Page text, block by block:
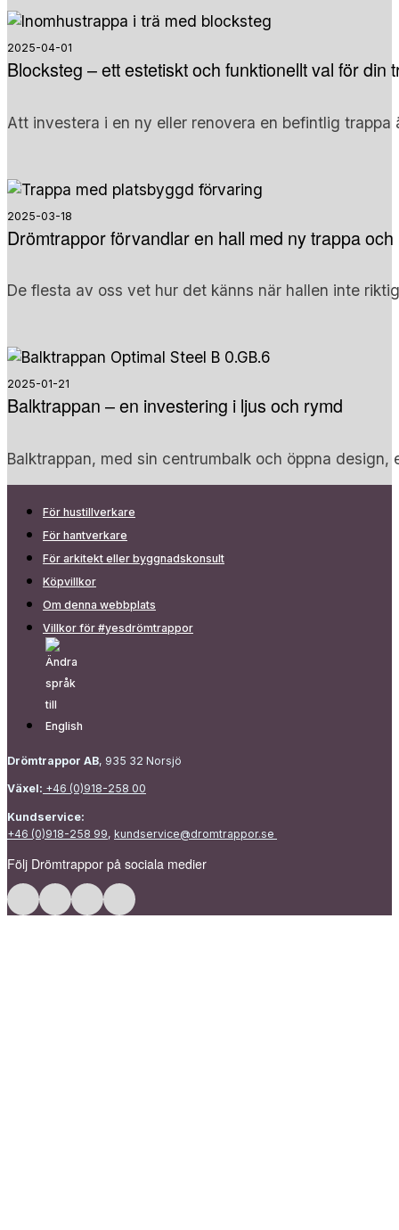
Blocksteg – ett estetiskt och funktionellt val för din
Att investera i en ny eller renovera en befintlig
2025-04-01
Drömtrappor förvandlar en hall med ny trappa
De flesta av oss vet hur det känns när hallen inte
2025-03-18
Balktrappan – en investering i ljus och rymd
Balktrappan, med sin centrumbalk och öppna
2025-01-21
För hustillverkare
För hantverkare
För arkitekt eller byggnadskonsult
Köpvillkor
Om denna webbplats
Villkor för #yesdrömtrappor
Drömtrappor AB, 935 32 Norsjö
Växel: +46 (0)918-258 00
Kundservice:
+46 (0)918-258 99, kundservice@dromtrappor.se
Följ Drömtrappor på sociala medier
Följ Drömtrappor på Facebook
Följ Drömtrappor på Instagram
Följ Drömtrappor på LinkedIn
Följ Drömtrappor på Pinterest